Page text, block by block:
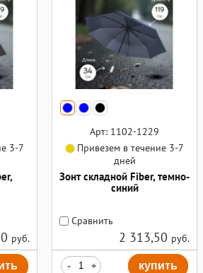
3-7
руб.
Арт: 1102-1229
Привезем в течение 3-7
дней
Зонт складной Fiber, темно-
синий
Сравнить
2 313,50 руб.
- + купить